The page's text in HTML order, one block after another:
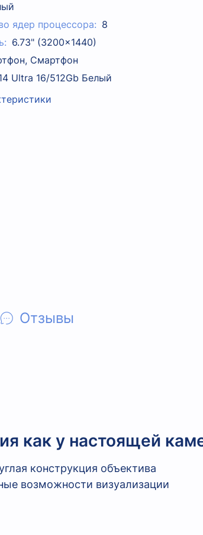
ядер процессора: 8
6.73" (3200x1440)
Смартфон
Ultra 16/512Gb Белый
Отзывы
как у настоящей
конструкция объектива
возможности визуализации